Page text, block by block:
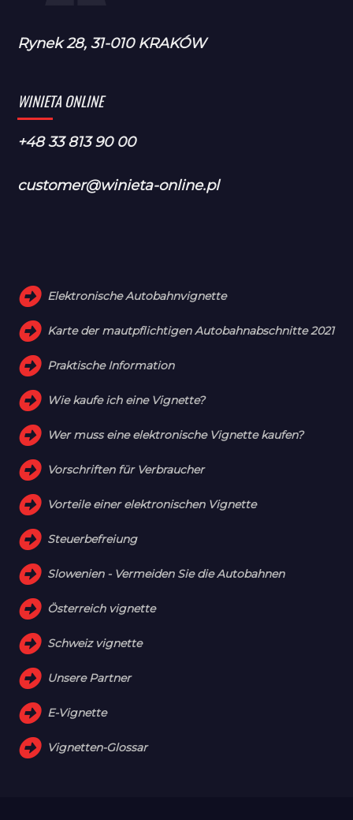
Rynek 28, 31-010 KRAKÓW
WINIETA ONLINE
+48 33 813 90 00
customer@winieta-online.pl
Elektronische Autobahnvignette
Karte der mautpflichtigen Autobahnabschnitte 2021
Praktische Information
Wie kaufe ich eine Vignette?
Wer muss eine elektronische Vignette kaufen?
Vorschriften für Verbraucher
Vorteile einer elektronischen Vignette
Steuerbefreiung
Slowenien - Vermeiden Sie die Autobahnen
Österreich vignette
Schweiz vignette
Unsere Partner
E-Vignette
Vignetten-Glossar